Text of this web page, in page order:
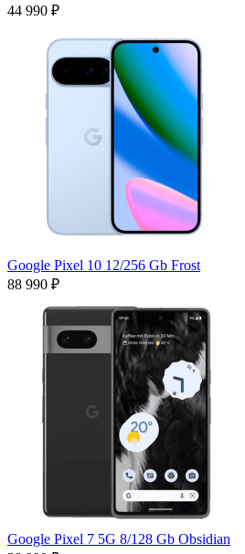
44 990 ₽
Google Pixel 10 12/256 Gb Frost
88 990 ₽
Google Pixel 7 5G 8/128 Gb Obsidian